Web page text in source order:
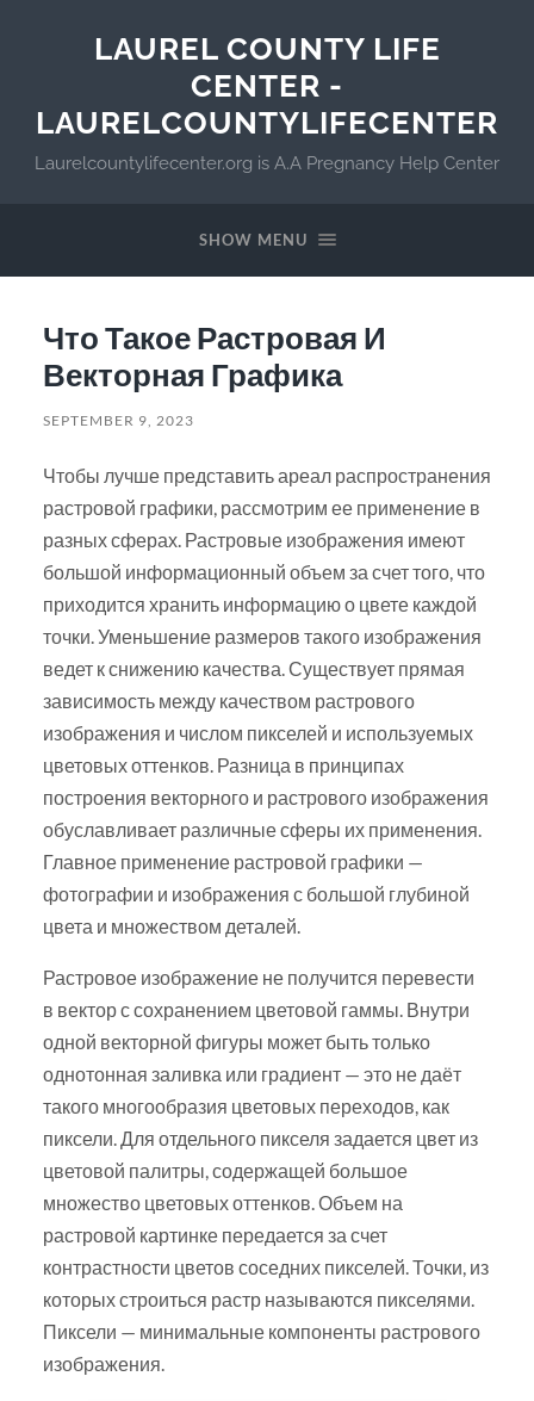
LAUREL COUNTY LIFE
CENTER -
LAURELCOUNTYLIFECENTER
Laurelcountylifecenter.org is A.A Pregnancy Help Center
SHOW MENU
Что Такое Растровая И
Векторная Графика
SEPTEMBER 9, 2023
Чтобы лучше представить ареал распространения
растровой графики, рассмотрим ее применение в
разных сферах. Растровые изображения имеют
большой информационный объем за счет того, что
приходится хранить информацию о цвете каждой
точки. Уменьшение размеров такого изображения
ведет к снижению качества. Существует прямая
зависимость между качеством растрового
изображения и числом пикселей и используемых
цветовых оттенков. Разница в принципах
построения векторного и растрового изображения
обуславливает различные сферы их применения.
Главное применение растровой графики —
фотографии и изображения с большой глубиной
цвета и множеством деталей.
Растровое изображение не получится перевести
в вектор с сохранением цветовой гаммы. Внутри
одной векторной фигуры может быть только
однотонная заливка или градиент — это не даёт
такого многообразия цветовых переходов, как
пиксели. Для отдельного пикселя задается цвет из
цветовой палитры, содержащей большое
множество цветовых оттенков. Объем на
растровой картинке передается за счет
контрастности цветов соседних пикселей. Точки, из
которых строиться растр называются пикселями.
Пиксели — минимальные компоненты растрового
изображения.